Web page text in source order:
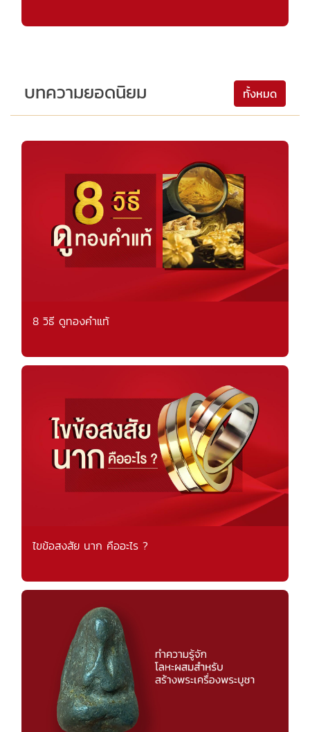
บทความยอดนิยม ทั้งหมด
8 วิธี ดูทองคำแท้
ไขข้อสงสัย นาก คืออะไร ?